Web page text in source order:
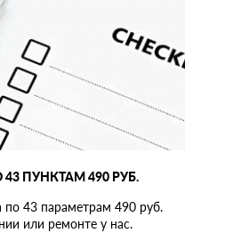
ПУНКТАМ 490 РУБ.
по 43 параметрам 490 руб.
или ремонте у нас.